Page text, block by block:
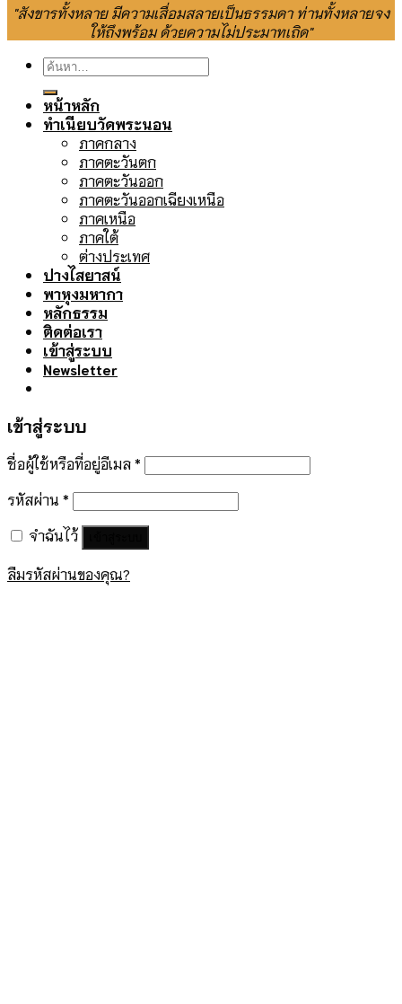
"สังขารทั้งหลาย มีความเสื่อมสลายเป็นธรรมดา ท่านทั้งหลายจง
ให้ถึงพร้อม ด้วยความไม่ประมาทเถิด"
ค้นหา:
หน้าหลัก
ทำเนียบวัดพระนอน
ภาคกลาง
ภาคตะวันตก
ภาคตะวันออก
ภาคตะวันออกเฉียงเหนือ
ภาคเหนือ
ภาคใต้
ต่างประเทศ
ปางไสยาสน์
พาหุงมหากา
หลักธรรม
ติดต่อเรา
เข้าสู่ระบบ
Newsletter
เข้าสู่ระบบ
ชื่อผู้ใช้หรือที่อยู่อีเมล*
รหัสผ่าน *
จำฉันไว้
ลืมรหัสผ่านของคุณ?